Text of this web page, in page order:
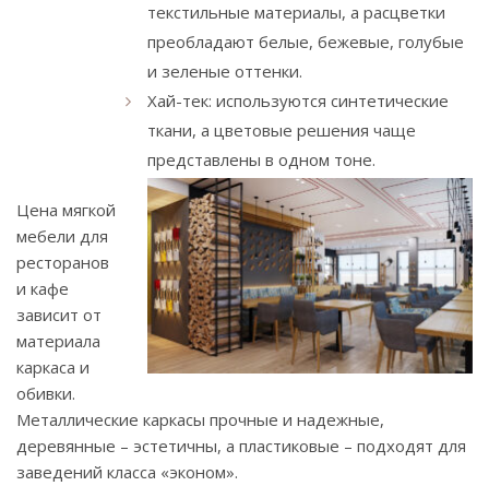
текстильные материалы, а расцветки
преобладают белые, бежевые, голубые
и зеленые оттенки.
Хай-тек: используются синтетические
ткани, а цветовые решения чаще
представлены в одном тоне.
Цена мягкой
мебели для
ресторанов
и кафе
зависит от
материала
каркаса и
обивки.
Металлические каркасы прочные и надежные,
деревянные – эстетичны, а пластиковые – подходят для
заведений класса «эконом».